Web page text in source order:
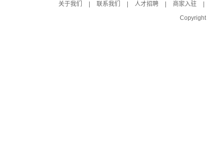
关于我们
联系我们 人才招聘 商家入驻